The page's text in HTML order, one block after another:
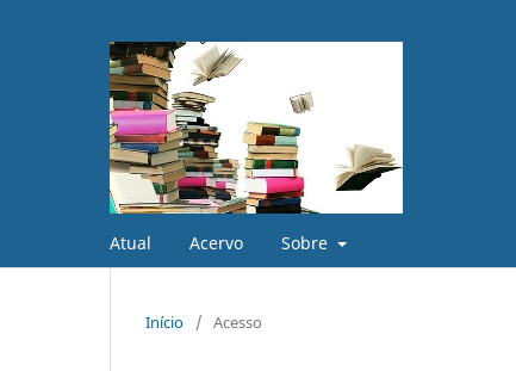
Atual Acervo Sobre
Início / Acesso